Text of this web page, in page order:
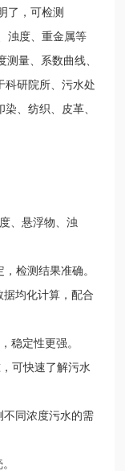
了，可检测
浊度、重金属等
量、系数曲线、
科研院所、污水处
、纺织、皮革、
、悬浮物、浊
检测结果准确。
均化计算，配合
稳定性更强。
可快速了解污水
不同浓度污水的需